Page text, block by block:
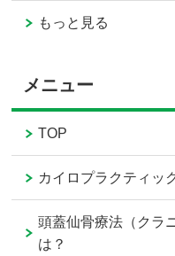
もっと見る
メニュー
TOP
カイロプラクティッ
頭蓋仙骨療法（クラ
は？